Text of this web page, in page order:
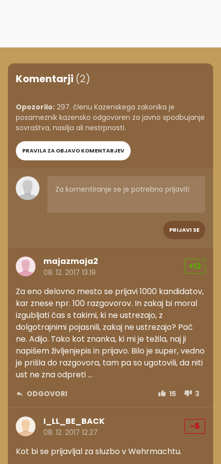
Komentarji (2)
Opozorilo: 297. členu Kazenskega zakonika je
posameznik kazensko odgovoren za javno spodbujanje
sovraštva, nasilja ali nestrpnosti.
PRAVILA ZA OBJAVO KOMENTARJEV
PRIJAVI SE
majazmaja2
08. 12. 2017 13.19
+12
Za eno delovno mesto se prijavi 1000 kandidatov,
kar znese npr. 100 razgovorov. In zakaj bi moral
izgubljati čas s takimi, ki ne ustrezajo, z
dolgotrajnimi pojasnili, zakaj ne ustrezajo? Pač
ne. Adijo. Tako kot znanka, ki mi je težila, naj ji
napišem življenjepis in prijavo. Bilo je super, vedno
je prišla do razgovora, tam pa so ugotovili, da niti
ust ne zna odpreti ...
ODGOVORI 15 3
I_LL_BE_BACK
08. 12. 2017 12.27
-5
Kot bi se prijavljal za sluzbo v Wehrmachtu.